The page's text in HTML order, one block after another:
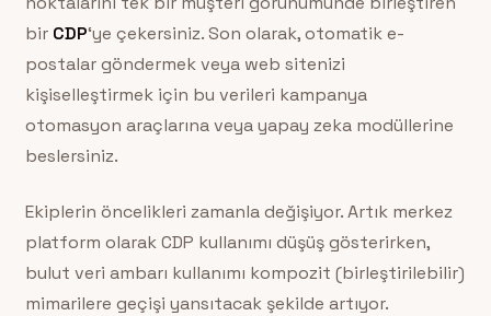
bir CDP‘ye çekersiniz. Son olarak, otomatik e-
postalar göndermek veya web sitenizi
kişiselleştirmek için bu verileri kampanya
otomasyon araçlarına veya yapay zeka modüllerine
beslersiniz.
Ekiplerin öncelikleri zamanla değişiyor. Artık merkez
platform olarak CDP kullanımı düşüş gösterirken,
bulut veri ambarı kullanımı kompozit (birleştirilebilir)
mimarilere geçişi yansıtacak şekilde artıyor.